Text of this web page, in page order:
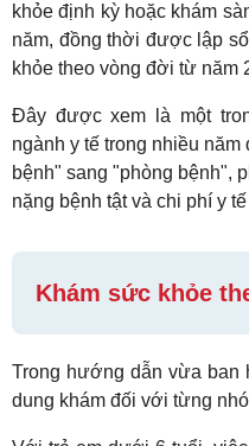
khỏe định kỳ hoặc khám
năm, đồng thời được lập
khỏe theo vòng đời từ năm
Đây được xem là một
ngành y tế trong nhiều
bệnh" sang "phòng bệnh",
nặng bệnh tật và chi phí y
Khám sức khỏe
Trong hướng dẫn vừa ban
dung khám đối với từng